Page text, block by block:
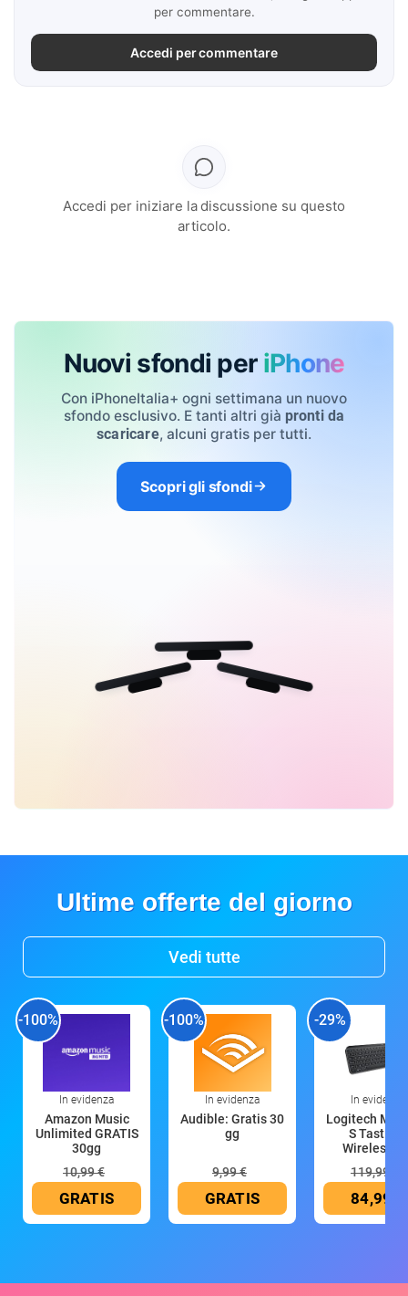
per commentare.
Accedi per commentare
Accedi per iniziare la discussione su questo
articolo.
Nuovi sfondi per iPhone
Con iPhoneItalia+ ogni settimana un nuovo
sfondo esclusivo. E tanti altri già pronti da
scaricare, alcuni gratis per tutti.
Scopri gli sfondi
Ultime offerte del giorno
Vedi tutte
-100%
In evidenza
Amazon Music
Unlimited GRATIS
30gg
10,99 €
GRATIS
-100%
In evidenza
Audible: Gratis 30
gg
9,99 €
GRATIS
-29%
In evidenza
Logitech MX
S Tastiera
Wireless
119,99 €
84,99 €